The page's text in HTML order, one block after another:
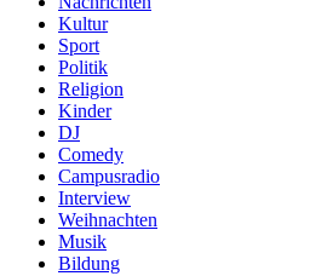
Kultur
Sport
Politik
Religion
Kinder
DJ
Comedy
Campusradio
Interview
Weihnachten
Musik
Bildung